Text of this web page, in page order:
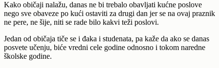
Kako običaji nalažu, danas ne bi trebalo obavljati kućne poslove
nego sve obaveze po kući ostaviti za drugi dan jer se na ovaj praznik
ne pere, ne šije, niti se rade bilo kakvi teži poslovi.
Jedan od običaja tiče se i đaka i studenata, pa kaže da ako se danas
posvete učenju, biće vredni cele godine odnosno i tokom naredne
školske godine.